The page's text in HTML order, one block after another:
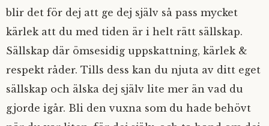
blir det för dej att ge dej själv så pass mycket
kärlek att du med tiden är i helt rätt sällskap.
Sällskap där ömsesidig uppskattning, kärlek &
respekt råder. Tills dess kan du njuta av ditt eget
sällskap och älska dej själv lite mer än vad du
gjorde igår. Bli den vuxna som du hade behövt